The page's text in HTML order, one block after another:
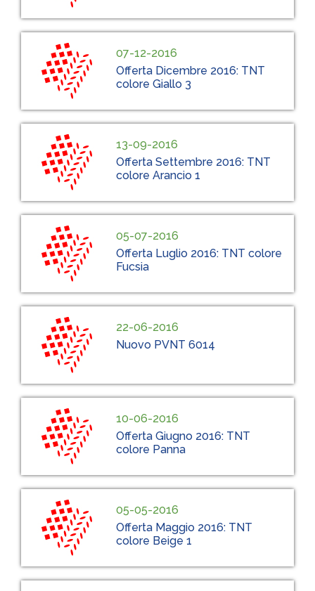
07-12-2016
Offerta Dicembre 2016: TNT
colore Giallo 3
13-09-2016
Offerta Settembre 2016: TNT
colore Arancio 1
05-07-2016
Offerta Luglio 2016: TNT colore
Fucsia
22-06-2016
Nuovo PVNT 6014
10-06-2016
Offerta Giugno 2016: TNT
colore Panna
05-05-2016
Offerta Maggio 2016: TNT
colore Beige 1